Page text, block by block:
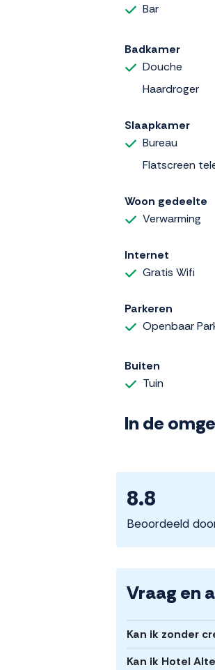
Bar
Badkamer
Douche
Haardroger
Slaapkamer
Bureau
Flatscreen
Woon gedeelte
Verwarming
Internet
Gratis Wifi
Parkeren
Openbaar
Buiten
Tuin
In de
8.8
Beoordeeld
Vraag en
Kan ik zonder
Kan ik Hotel